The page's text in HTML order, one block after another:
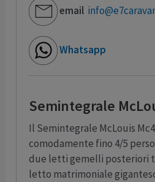
email
Whatsapp
Semintegrale
Il Semintegrale McLouis
comodamente fino 4/5
due letti gemelli posteriori
letto matrimoniale